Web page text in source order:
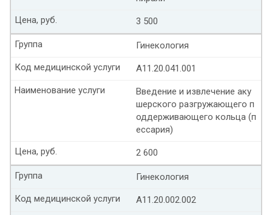
3 500
Цена, руб.
Гинекология
Группа
А11.20.041.001
Код медицинской услуги
Введение и извлечение аку
шерского разгружающего п
оддерживающего кольца (п
ессария)
Наименование услуги
2 600
Цена, руб.
Гинекология
Группа
А11.20.002.002
Код медицинской услуги